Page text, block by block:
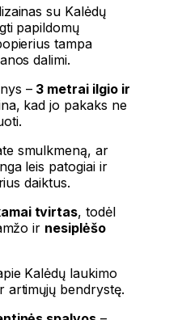
su Kalėdų
papildomų
tampa
dalimi.
– 3 metrai ilgio ir
kad jo pakaks ne
smulkmeną, ar
leis patogiai ir
daiktus.
tvirtas, todėl
ir nesiplėšo
Kalėdų laukimo
artimųjų bendrystę.